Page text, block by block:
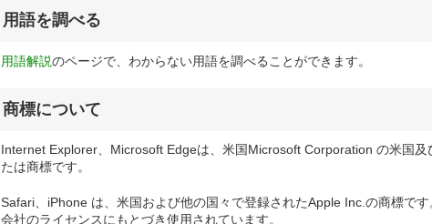
用語を調べる
用語解説のページで、わからない用語を調べることができます。
商標について
Internet Explorer、Microsoft Edgeは、米国Microsoft Corporation の米国及
たは商標です。
Safari、iPhone は、米国および他の国々で登録されたApple Inc.の商標で
会社のライセンスにもとづき使用されています。